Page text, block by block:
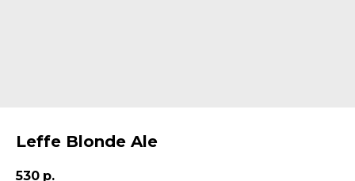
Leffe Blonde Ale
530 р.